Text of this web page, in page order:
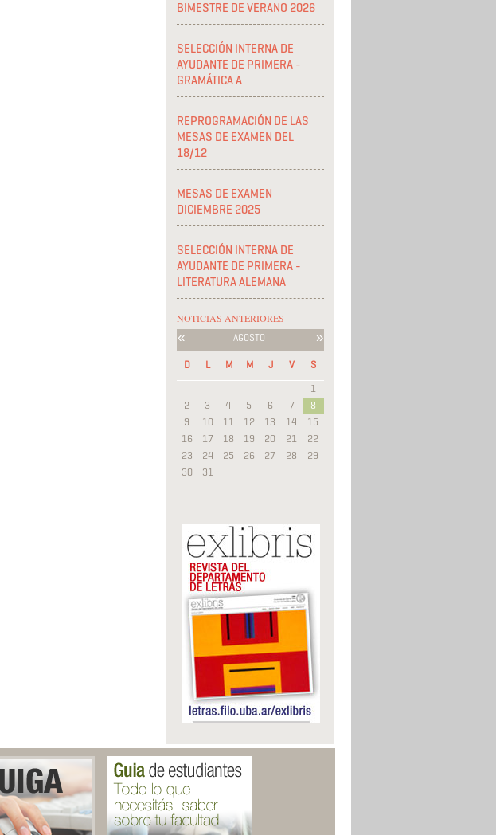
BIMESTRE DE VERANO 2026
SELECCIÓN INTERNA DE
AYUDANTE DE PRIMERA -
GRAMÁTICA A
REPROGRAMACIÓN DE LAS
MESAS DE EXAMEN DEL
18/12
MESAS DE EXAMEN
DICIEMBRE 2025
SELECCIÓN INTERNA DE
AYUDANTE DE PRIMERA -
LITERATURA ALEMANA
NOTICIAS ANTERIORES
« AGOSTO »
D L M M J V
S
1
2
3 4 5 6 7
8
9
10 11 12 13 14
15
16
17 18 19 20 21
22
23
24 25 26 27 28
29
30
31